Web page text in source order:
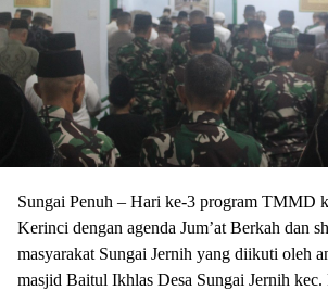
Sungai Penuh – Hari ke-3 program TMMD
Kerinci dengan agenda Jum’at Berkah dan
masyarakat Sungai Jernih yang diikuti oleh
masjid Baitul Ikhlas Desa Sungai Jernih